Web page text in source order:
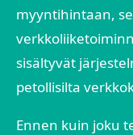
myyntihintaan,
sisältyvät
petollisilta
Ennen kuin joku